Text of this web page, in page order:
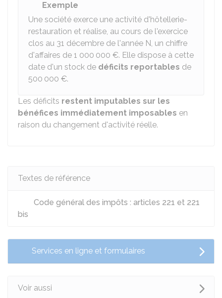
Exemple
Une société exerce une activité d'hôtellerie-
restauration et réalise, au cours de l'exercice
clos au 31 décembre de l'année N, un chiffre
d'affaires de 1 000 000 €. Elle dispose à cette
date d'un stock de déficits reportables de
500 000 €.
Les déficits restent imputables sur les
bénéfices immédiatement imposables en
raison du changement d'activité réelle.
Textes de référence
Code général des impôts : articles 221 et 221
bis
Services en ligne et formulaires
Voir aussi